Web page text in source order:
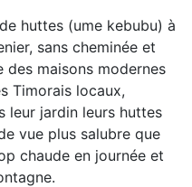
huttes (ume kebubu) à
sans cheminée et
des maisons modernes
Timorais locaux,
leur jardin leurs huttes
vue plus salubre que
chaude en journée et